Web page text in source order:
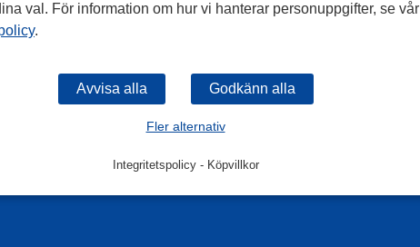
val. För information om hur vi hanterar personuppgifter, se vår
.
Fler alternativ
Integritetspolicy- Köpvillkor